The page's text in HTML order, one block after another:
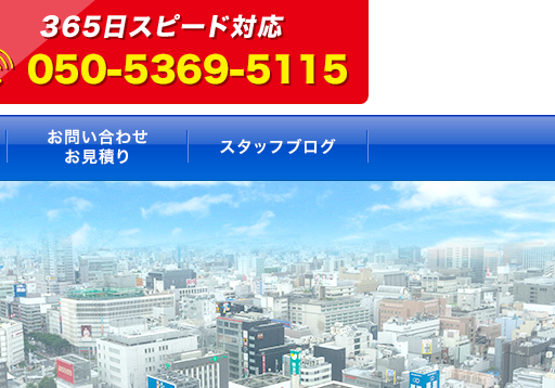
会社概要 お問い合わせ・お見積もりスタッフブログ